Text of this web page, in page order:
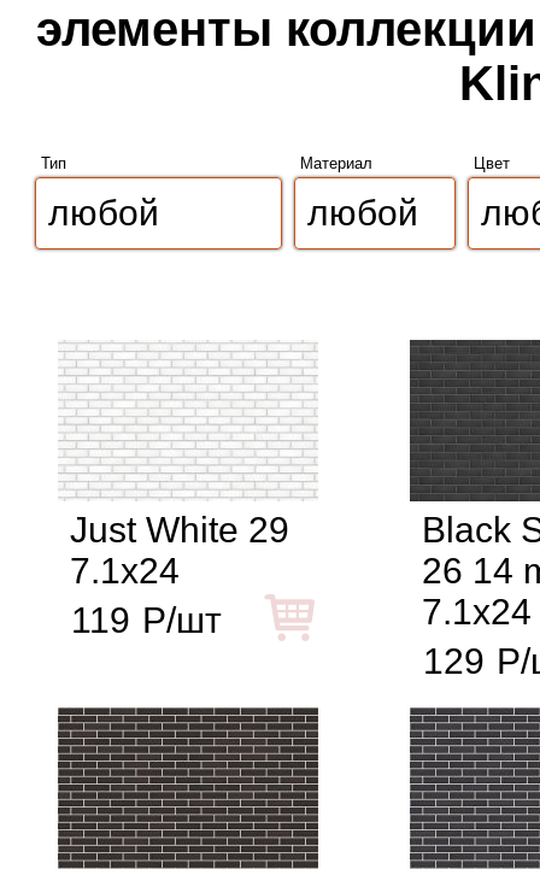
элементы
Тип Материал Цвет
Just White 29
7.1x24
119 Р/шт
Black
26 14
7.1x24
129 Р/